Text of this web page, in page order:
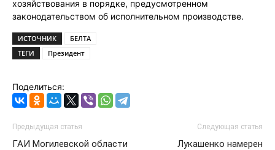
хозяйствования в порядке, предусмотренном
законодательством об исполнительном производстве.
ИСТОЧНИК
БЕЛТА
ТЕГИ
Президент
Поделиться:
Предыдущая статья
ГАИ Могилевской области
Следующая статья
Лукашенко намерен